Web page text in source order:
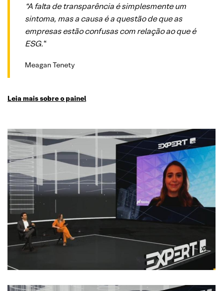
“A falta de transparência é simplesmente um
sintoma, mas a causa é a questão de que as
empresas estão confusas com relação ao que é
ESG.“
Meagan Tenety
Leia mais sobre o painel